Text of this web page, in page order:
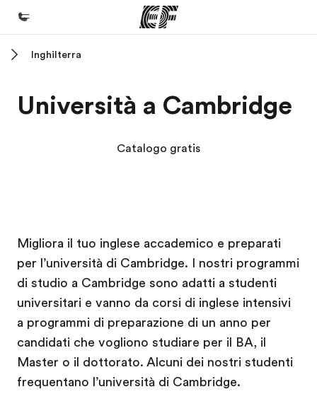
Programmi
La nostra organizzazione
Carriera
Lavora con noi
Inghilterra
Università a Cambridge
Catalogo gratis
Migliora il tuo inglese accademico e preparati
per l’università di Cambridge. I nostri programmi
di studio a Cambridge sono adatti a studenti
universitari e vanno da corsi di inglese intensivi
a programmi di preparazione di un anno per
candidati che vogliono studiare per il BA, il
Master o il dottorato. Alcuni dei nostri studenti
frequentano l’università di Cambridge.